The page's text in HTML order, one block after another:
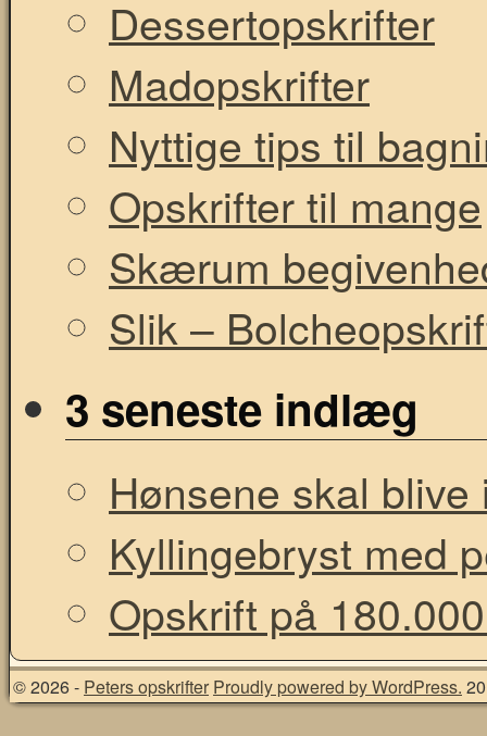
Dessertopskrifter
Madopskrifter
Nyttige tips til
Opskrifter til mange
Skærum
Slik –
3 seneste indlæg
Hønsene skal
Kyllingebryst med
Opskrift på
© 2026 - Peters opskrifter Proudly powered by WordPress.